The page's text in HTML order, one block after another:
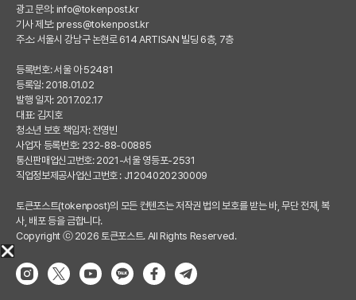
광고 문의: info@tokenpost.kr
기사 제보: press@tokenpost.kr
주소: 서울시 강남구 논현로 614 ARTISAN 빌딩 6층, 7층
등록번호: 서울 아 52481
등록일: 2018.01.02
발행 일자: 2017.02.17
대표: 김지호
청소년 보호 책임자: 전영빈
사업자 등록번호: 232-88-00885
통신판매업신고번호: 2021-서울 영등포-2531
직업정보제공사업신고번호 : J1204020230009
토큰포스트(tokenpost)의 모든 컨텐츠는 저작권 법의 보호를 받는 바, 무단 전재, 복
사, 배포 등을 금합니다.
Copyright ⓒ 2026 토큰포스트. All Rights Reserved.